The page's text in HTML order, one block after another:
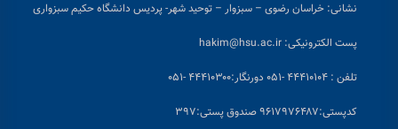
نشانی: خراسان رضوی – سبزوار – توحید شهر- پردیس دانشگاه حکیم سبزواری
پست الکترونیکی: hakim@hsu.ac.ir
تلفن : ۴۴۴۱۰۱۰۴ -۰۵۱ دورنگار:۴۴۴۱۰۳۰۰ -۰۵۱
کدپستی:۹۶۱۷۹۷۶۴۸۷ صندوق پستی:۳۹۷